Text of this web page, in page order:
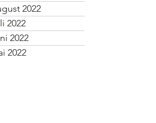
2022
2022
2022
2022